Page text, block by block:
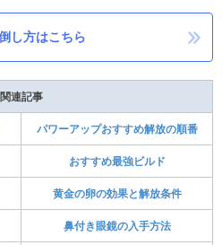
し方はこちら
関連記事
パワーアップおすすめ解放の順番
おすすめ最強ビルド
黄金の卵の効果と解放条件
鼻付き眼鏡の入手方法